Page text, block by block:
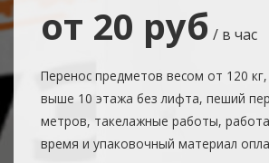
от 20 руб / в час
Перенос предметов весом от 120
выше 10 этажа без лифта, пеший
метров, такелажные работы,
время и упаковочный материал